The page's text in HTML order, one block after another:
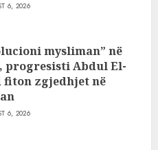
6, 2026
mysliman” në
progresisti Abdul El-
fiton zgjedhjet në
6, 2026